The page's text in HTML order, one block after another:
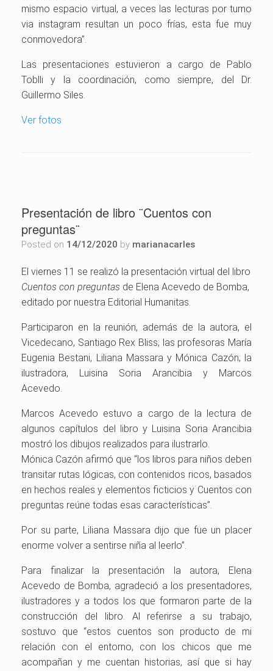
mismo espacio virtual, a veces las lecturas por turno
via instagram resultan un poco frías, esta fue muy
conmovedora”.
Las presentaciones estuvieron a cargo de Pablo
Toblli y la coordinación, como siempre, del Dr.
Guillermo Siles.
Ver fotos
Presentación de libro ¨Cuentos con
preguntas¨
Posted on 14/12/2020 by marianacarles
El viernes 11 se realizó la presentación virtual del libro
Cuentos con preguntas de Elena Acevedo de Bomba,
editado por nuestra Editorial Humanitas.
Participaron en la reunión, además de la autora, el
Vicedecano, Santiago Rex Bliss; las profesoras María
Eugenia Bestani, Liliana Massara y Mónica Cazón; la
ilustradora, Luisina Soria Arancibia y Marcos
Acevedo.
Marcos Acevedo estuvo a cargo de la lectura de
algunos capítulos del libro y Luisina Soria Arancibia
mostró los dibujos realizados para ilustrarlo.
Mónica Cazón afirmó que “los libros para niños deben
transitar rutas lógicas, con contenidos ricos, basados
en hechos reales y elementos ficticios y ̈Cuentos con
preguntas reúne todas esas características”.
Por su parte, Liliana Massara dijo que fue un placer
enorme volver a sentirse niña al leerlo”.
Para finalizar la presentación la autora, Elena
Acevedo de Bomba, agradeció a los presentadores,
ilustradores y a todos los que formaron parte de la
construcción del libro. Al referirse a su trabajo,
sostuvo que “estos cuentos son producto de mi
relación con el entorno, con los chicos que me
acompañan y me cuentan historias, así que si hay